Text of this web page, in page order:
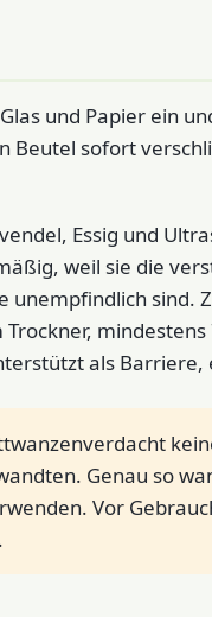
und Papier ein
Beutel sofort
Essig und
weil sie die
unempfindlich sind.
als
Genau so
Vor